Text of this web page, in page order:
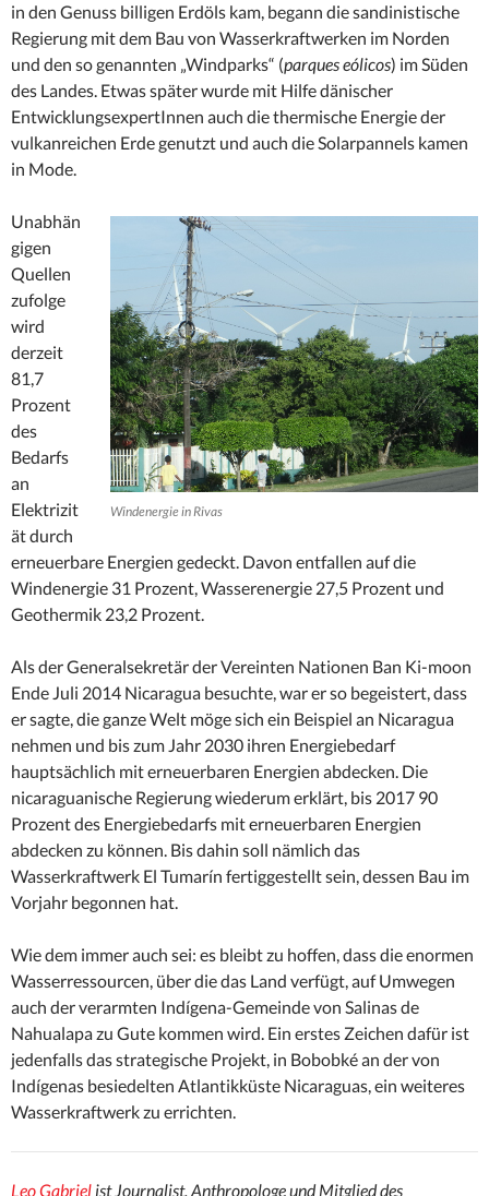
in den Genuss billigen Erdöls kam, begann die sandinistische
Regierung mit dem Bau von Wasserkraftwerken im Norden
und den so genannten „Windparks“ (parques eólicos) im Süden
des Landes. Etwas später wurde mit Hilfe dänischer
EntwicklungsexpertInnen auch die thermische Energie der
vulkanreichen Erde genutzt und auch die Solarpannels kamen
in Mode.
Windenergie in Rivas
Unabhän
gigen
Quellen
zufolge
wird
derzeit
81,7
Prozent
des
Bedarfs
an
Elektrizit
ät durch
erneuerbare Energien gedeckt. Davon entfallen auf die
Windenergie 31 Prozent, Wasserenergie 27,5 Prozent und
Geothermik 23,2 Prozent.
Als der Generalsekretär der Vereinten Nationen Ban Ki-moon
Ende Juli 2014 Nicaragua besuchte, war er so begeistert, dass
er sagte, die ganze Welt möge sich ein Beispiel an Nicaragua
nehmen und bis zum Jahr 2030 ihren Energiebedarf
hauptsächlich mit erneuerbaren Energien abdecken. Die
nicaraguanische Regierung wiederum erklärt, bis 2017 90
Prozent des Energiebedarfs mit erneuerbaren Energien
abdecken zu können. Bis dahin soll nämlich das
Wasserkraftwerk El Tumarín fertiggestellt sein, dessen Bau im
Vorjahr begonnen hat.
Wie dem immer auch sei: es bleibt zu hoffen, dass die enormen
Wasserressourcen, über die das Land verfügt, auf Umwegen
auch der verarmten Indígena-Gemeinde von Salinas de
Nahualapa zu Gute kommen wird. Ein erstes Zeichen dafür ist
jedenfalls das strategische Projekt, in Bobobké an der von
Indígenas besiedelten Atlantikküste Nicaraguas, ein weiteres
Wasserkraftwerk zu errichten.
Leo Gabriel ist Journalist, Anthropologe und Mitglied des